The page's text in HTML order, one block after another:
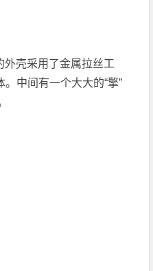
外壳采用了金属拉丝工
中间有一个大大的“擎”